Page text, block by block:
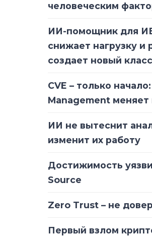
человеческим
ИИ-помощник для
снижает нагрузку и
создает новый
CVE – только
Management меняет
ИИ не вытеснит
изменит их работу
Достижимость
Source
Zero Trust – не
Первый взлом